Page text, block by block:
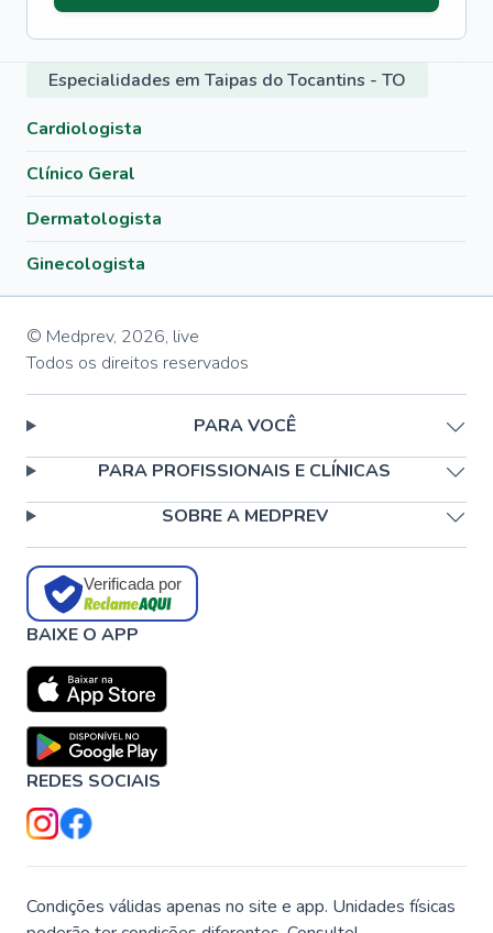
Especialidades em Taipas do Tocantins - TO
Cardiologista
Clínico Geral
Dermatologista
Ginecologista
© Medprev, 2026, live
Todos os direitos reservados
PARA VOCÊ
PARA PROFISSIONAIS E CLÍNICAS
SOBRE A MEDPREV
Verificada por
BAIXE O APP
REDES SOCIAIS
Condições válidas apenas no site e app. Unidades físicas